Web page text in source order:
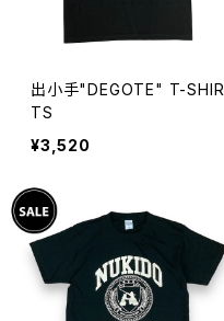
出小手"DEGOTE" T-SHIR
TS
¥3,520